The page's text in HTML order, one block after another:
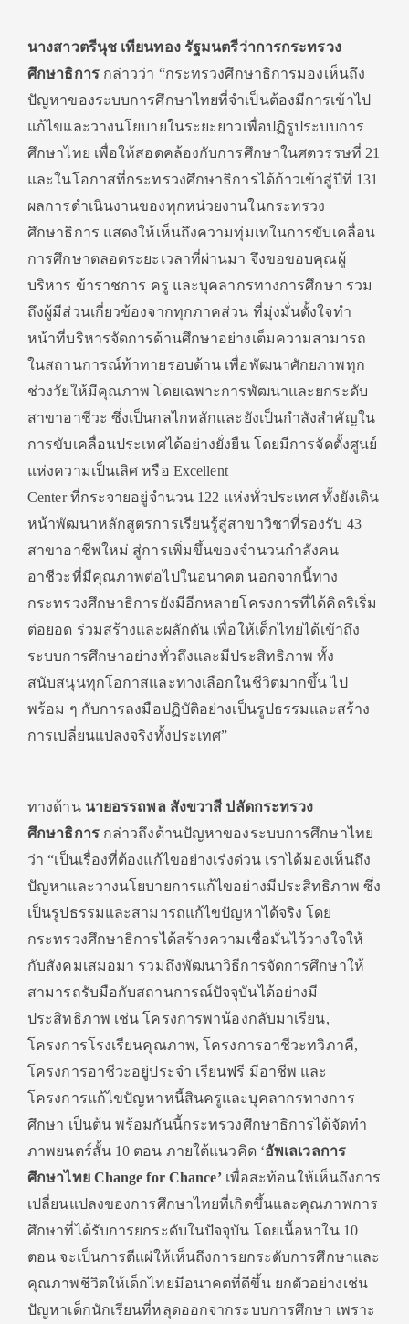
นางสาวตรีนุช เทียนทอง รัฐมนตรีว่าการกระทรวง
ศึกษาธิการ กล่าวว่า “กระทรวงศึกษาธิการมองเห็นถึง
ปัญหาของระบบการศึกษาไทยที่จำเป็นต้องมีการเข้าไป
แก้ไขและวางนโยบายในระยะยาวเพื่อปฏิรูประบบการ
ศึกษาไทย เพื่อให้สอดคล้องกับการศึกษาในศตวรรษที่ 21
และในโอกาสที่กระทรวงศึกษาธิการได้ก้าวเข้าสู่ปีที่ 131
ผลการดำเนินงานของทุกหน่วยงานในกระทรวง
ศึกษาธิการ แสดงให้เห็นถึงความทุ่มเทในการขับเคลื่อน
การศึกษาตลอดระยะเวลาที่ผ่านมา จึงขอขอบคุณผู้
บริหาร ข้าราชการ ครู และบุคลากรทางการศึกษา รวม
ถึงผู้มีส่วนเกี่ยวข้องจากทุกภาคส่วน ที่มุ่งมั่นตั้งใจทำ
หน้าที่บริหารจัดการด้านศึกษาอย่างเต็มความสามารถ
ในสถานการณ์ท้าทายรอบด้าน เพื่อพัฒนาศักยภาพทุก
ช่วงวัยให้มีคุณภาพ โดยเฉพาะการพัฒนาและยกระดับ
สาขาอาชีวะ ซึ่งเป็นกลไกหลักและยังเป็นกำลังสำคัญใน
การขับเคลื่อนประเทศได้อย่างยั่งยืน โดยมีการจัดตั้งศูนย์
แห่งความเป็นเลิศ หรือ Excellent
Center ที่กระจายอยู่จำนวน 122 แห่งทั่วประเทศ ทั้งยังเดิน
หน้าพัฒนาหลักสูตรการเรียนรู้สู่สาขาวิชาที่รองรับ 43
สาขาอาชีพใหม่ สู่การเพิ่มขึ้นของจำนวนกำลังคน
อาชีวะที่มีคุณภาพต่อไปในอนาคต นอกจากนี้ทาง
กระทรวงศึกษาธิการยังมีอีกหลายโครงการที่ได้คิดริเริ่ม
ต่อยอด ร่วมสร้างและผลักดัน เพื่อให้เด็กไทยได้เข้าถึง
ระบบการศึกษาอย่างทั่วถึงและมีประสิทธิภาพ ทั้ง
สนับสนุนทุกโอกาสและทางเลือกในชีวิตมากขึ้น ไป
พร้อม ๆ กับการลงมือปฏิบัติอย่างเป็นรูปธรรมและสร้าง
การเปลี่ยนแปลงจริงทั้งประเทศ”
ทางด้าน นายอรรถพล สังขวาสี ปลัดกระทรวง
ศึกษาธิการ กล่าวถึงด้านปัญหาของระบบการศึกษาไทย
ว่า “เป็นเรื่องที่ต้องแก้ไขอย่างเร่งด่วน เราได้มองเห็นถึง
ปัญหาและวางนโยบายการแก้ไขอย่างมีประสิทธิภาพ ซึ่ง
เป็นรูปธรรมและสามารถแก้ไขปัญหาได้จริง โดย
กระทรวงศึกษาธิการได้สร้างความเชื่อมั่นไว้วางใจให้
กับสังคมเสมอมา รวมถึงพัฒนาวิธีการจัดการศึกษาให้
สามารถรับมือกับสถานการณ์ปัจจุบันได้อย่างมี
ประสิทธิภาพ เช่น โครงการพาน้องกลับมาเรียน,
โครงการโรงเรียนคุณภาพ, โครงการอาชีวะทวิภาคี,
โครงการอาชีวะอยู่ประจำ เรียนฟรี มีอาชีพ และ
โครงการแก้ไขปัญหาหนี้สินครูและบุคลากรทางการ
ศึกษา เป็นต้น พร้อมกันนี้กระทรวงศึกษาธิการได้จัดทำ
ภาพยนตร์สั้น 10 ตอน ภายใต้แนวคิด ‘อัพเลเวลการ
ศึกษาไทย Change for Chance’เพื่อสะท้อนให้เห็นถึงการ
เปลี่ยนแปลงของการศึกษาไทยที่เกิดขึ้นและคุณภาพการ
ศึกษาที่ได้รับการยกระดับในปัจจุบัน โดยเนื้อหาใน 10
ตอน จะเป็นการตีแผ่ให้เห็นถึงการยกระดับการศึกษาและ
คุณภาพชีวิตให้เด็กไทยมีอนาคตที่ดีขึ้น ยกตัวอย่างเช่น
ปัญหาเด็กนักเรียนที่หลุดออกจากระบบการศึกษา เพราะ